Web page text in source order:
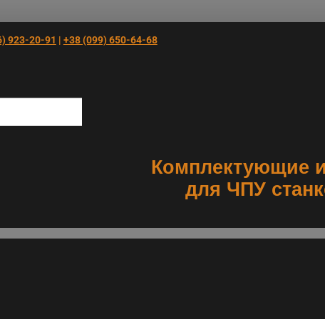
923-20-91 | +38 (‎099) 650-64-68
Комплектующие и
для ЧПУ